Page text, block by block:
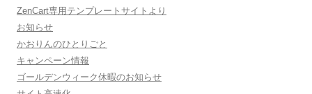
ZenCart専用テンプレートサイトより
お知らせ
かおりんのひとりごと
キャンペーン情報
ゴールデンウィーク休暇のお知らせ